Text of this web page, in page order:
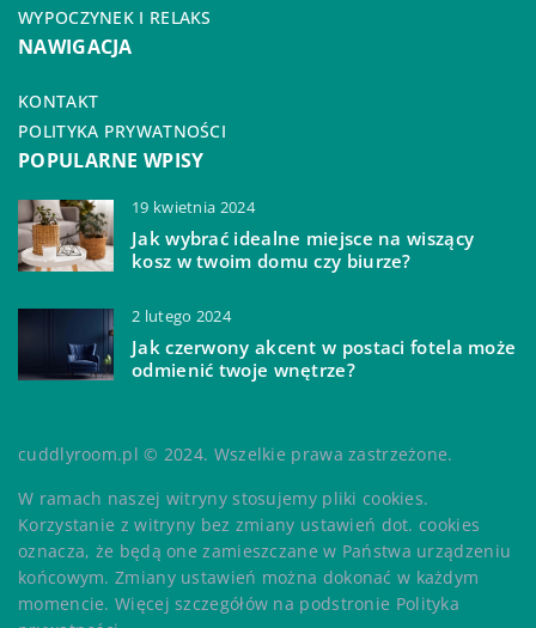
WYPOCZYNEK I RELAKS
NAWIGACJA
KONTAKT
POLITYKA PRYWATNOŚCI
POPULARNE WPISY
19 kwietnia 2024
Jak wybrać idealne miejsce na wiszący
kosz w twoim domu czy biurze?
2 lutego 2024
Jak czerwony akcent w postaci fotela może
odmienić twoje wnętrze?
cuddlyroom.pl © 2024. Wszelkie prawa zastrzeżone.
W ramach naszej witryny stosujemy pliki cookies.
Korzystanie z witryny bez zmiany ustawień dot. cookies
oznacza, że będą one zamieszczane w Państwa urządzeniu
końcowym. Zmiany ustawień można dokonać w każdym
momencie. Więcej szczegółów na podstronie Polityka